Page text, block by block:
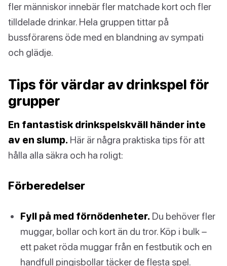
fler människor innebär fler matchade kort och fler
tilldelade drinkar. Hela gruppen tittar på
bussförarens öde med en blandning av sympati
och glädje.
Tips för värdar av drinkspel för
grupper
En fantastisk drinkspelskväll händer inte
av en slump. Här är några praktiska tips för att
hålla alla säkra och ha roligt:
Förberedelser
Fyll på med förnödenheter. Du behöver fler
muggar, bollar och kort än du tror. Köp i bulk –
ett paket röda muggar från en festbutik och en
handfull pingisbollar täcker de flesta spel.